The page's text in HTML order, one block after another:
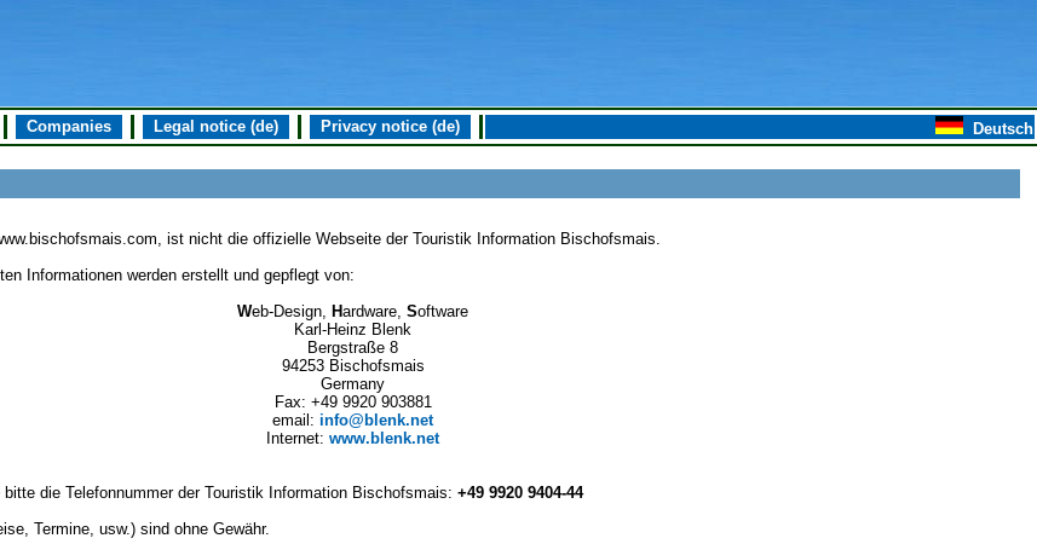
Companies Legal notice (de) Privacy notice (de) Deutsch
ist nicht die offizielle Webseite der Touristik Information Bischofsmais.
Informationen werden erstellt und gepflegt von:
Web-Design, Hardware, Software
Karl-Heinz Blenk
Bergstraße 8
94253 Bischofsmais
Germany
Fax: +49 9920 903881
email: info@blenk.net
Internet: www.blenk.net
die Telefonnummer der Touristik Information Bischofsmais: +49 9920 9404-44
Termine, usw.) sind ohne Gewähr.